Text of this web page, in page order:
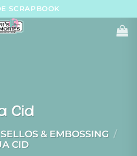
SCRAPBOOK
Cid
& EMBOSSING /
CID